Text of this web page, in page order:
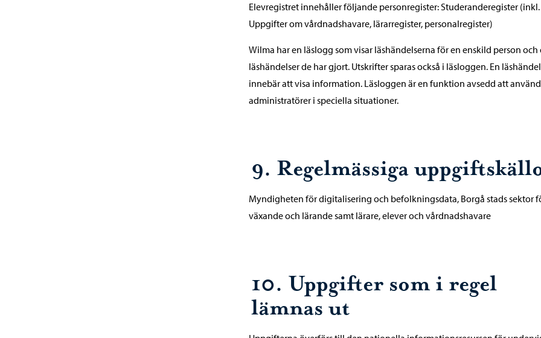
Elevregistret innehåller följande personregister: Studeranderegister (inkl.
Uppgifter om vårdnadshavare, lärarregister, personalregister)
Wilma har en läslogg som visar läshändelserna för en enskild person och
läshändelser de har gjort. Utskrifter sparas också i läsloggen. En
innebär att visa information. Läsloggen är en funktion avsedd att
administratörer i speciella situationer.
9. Regelmässiga
Myndigheten för digitalisering och befolkningsdata, Borgå stads sektor
växande och lärande samt lärare, elever och vårdnadshavare
10. Uppgifter som i regel
lämnas ut